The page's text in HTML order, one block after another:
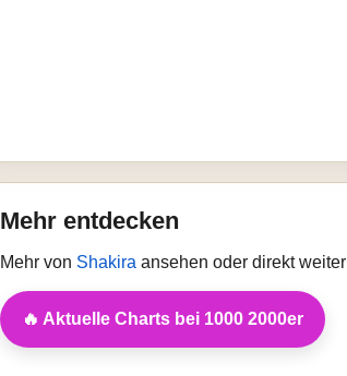
Mehr entdecken
Mehr von Shakira ansehen oder direkt weiter
🔥 Aktuelle Charts bei 1000 2000er